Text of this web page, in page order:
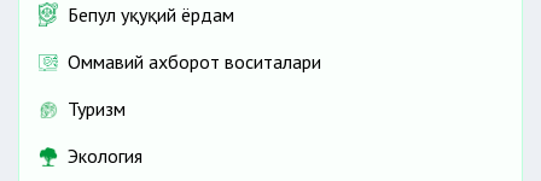
Бепул ҳуқуқий ёрдам
Оммавий ахборот воситалари
Туризм
Экология